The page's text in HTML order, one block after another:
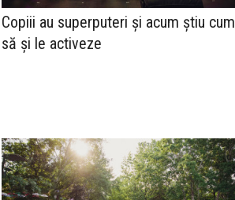
Copiii au superputeri și acum știu cum
să și le activeze